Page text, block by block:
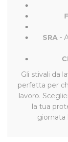
SRA -
Gli stivali da
perfetta per
lavoro.
la tua
giornata